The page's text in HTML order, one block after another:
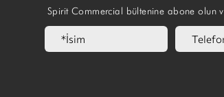
Spirit Commercial bültenine abone olun